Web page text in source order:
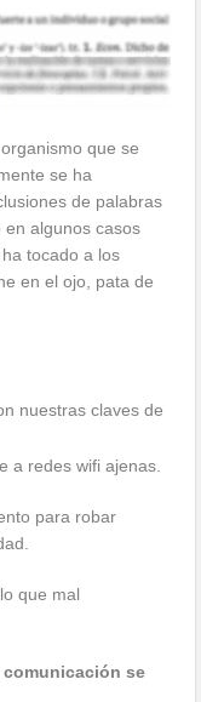
que se
se ha
de palabras
algunos casos
tocado a los
en el ojo, pata de
nuestras claves de
a redes wifi ajenas.
para robar
que mal
se